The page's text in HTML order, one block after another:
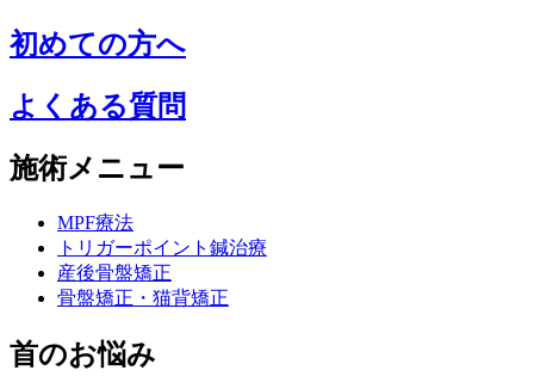
初めての方へ
よくある質問
施術メニュー
MPF療法
トリガーポイント鍼治療
産後骨盤矯正
骨盤矯正・猫背矯正
首のお悩み